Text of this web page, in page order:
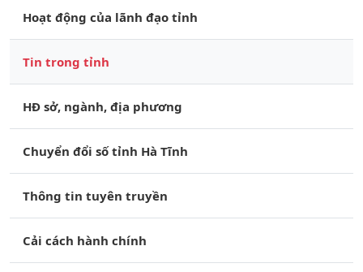
Hoạt động của lãnh đạo tỉnh
Tin trong tỉnh
HĐ sở, ngành, địa phương
Chuyển đổi số tỉnh Hà Tĩnh
Thông tin tuyên truyền
Cải cách hành chính